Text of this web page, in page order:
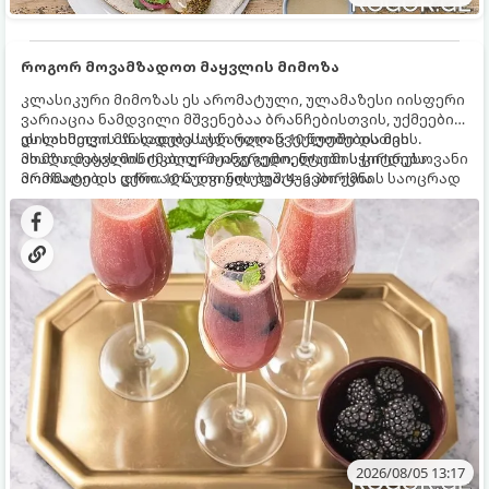
როგორ მოვამზადოთ მაყვლის მიმოზა
კლასიკური მიმოზას ეს არომატული, ულამაზესი იისფერი
ვარიაცია ნამდვილი მშვენებაა ბრანჩებისთვის, უქმეების
დილისთვის ან სადღესასწაულო წვეულებებისთვის.
ახალი მაყვლის ტკბილ-მჟავე გემო, ლაიმის ციტრუსოვანი
არომატი და ცქრიალა ღვინის ბუშტუკები ქმნის საოცრად
დახვეწილ და მაგრილებელ კოქტეილს.
ეს სასმელი მზადდება სულ რაღაც 10 წუთში და მის
მომზადებას მინიმალური ინგრედიენტები სჭირდება.
მომზადების დრო: 10 წუთი ულუფა: 4–6 პორცია
2026/08/05 13:17